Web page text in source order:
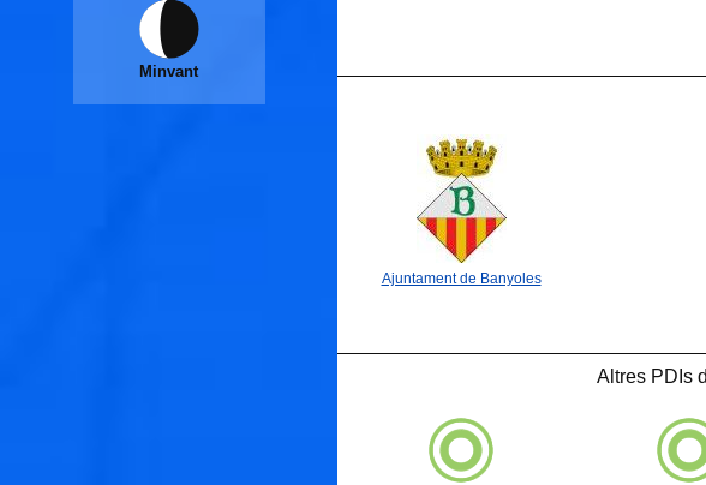
Ajuntament de Banyoles
Altres PDIs
Minvant